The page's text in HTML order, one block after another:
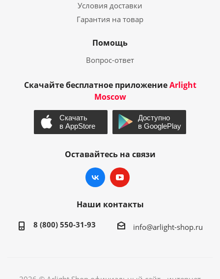
Условия доставки
Гарантия на товар
Помощь
Вопрос-ответ
Скачайте бесплатное приложениеArlight
Moscow
Оставайтесь на связи
Наши контакты
8 (800) 550-31-93 info@arlight-shop.ru